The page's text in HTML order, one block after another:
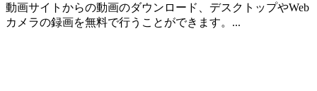
動画サイトからの動画のダウンロード、デスクトップやWeb
カメラの録画を無料で行うことができます。...